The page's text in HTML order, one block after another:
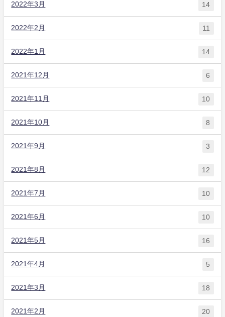
2022年3月 14
2022年2月 11
2022年1月 14
2021年12月 6
2021年11月 10
2021年10月 8
2021年9月 3
2021年8月 12
2021年7月 10
2021年6月 10
2021年5月 16
2021年4月 5
2021年3月 18
2021年2月 20